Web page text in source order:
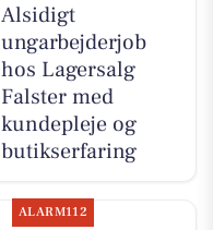
Alsidigt
ungarbejderjob
hos Lagersalg
Falster med
kundepleje og
butikserfaring
ALARM112